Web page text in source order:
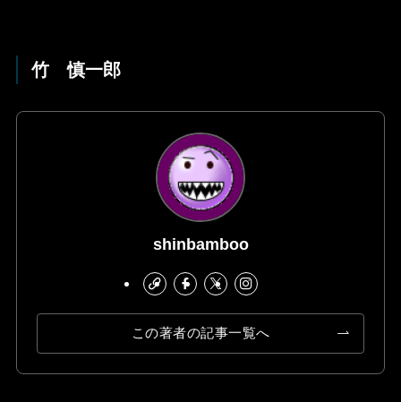
竹 慎一郎
shinbamboo
この著者の記事一覧へ